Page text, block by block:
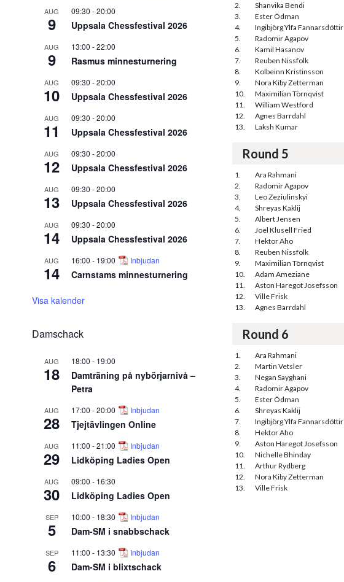
AUG
9
09:30 -20:00
Uppsala Chessfestival 2026
AUG
9
13:00 -22:00
Rasmus minnesturnering
AUG
10
09:30 -20:00
Uppsala Chessfestival 2026
AUG
11
09:30 -20:00
Uppsala Chessfestival 2026
AUG
12
09:30 -20:00
Uppsala Chessfestival 2026
AUG
13
09:30 -20:00
Uppsala Chessfestival 2026
AUG
14
09:30 -20:00
Uppsala Chessfestival 2026
AUG
14
16:00 - 19:00 Inbjudan
Carnstams minnesturnering
Visa kalender
Damschack
AUG
18
18:00 - 19:00
Damträning på nybörjarnivå –
Petra
AUG
28
17:00 -20:00 Inbjudan
Tjejtävlingen Online
AUG
29
11:00 -21:00 Inbjudan
Lidköping Ladies Open
AUG
30
09:00 - 16:30
Lidköping Ladies Open
SEP
5
10:00 - 18:30 Inbjudan
Dam-SM i snabbschack
SEP
6
11:00 - 13:30 Inbjudan
Dam-SM i blixtschack
2.
Shanvika Bendi
3.
Ester Ödman
4.
Ingibjörg Ylfa Fannarsdóttir
5.
Radomir Agapov
6.
Kamil Hasanov
7.
Reuben Nissfolk
8.
Kolbeinn Kristinsson
9.
Nora Kiby Zetterman
10.
Maximilian Törnqvist
11.
William Westford
12.
Agnes Barrdahl
13.
Laksh Kumar
Round 5
1. Ara Rahmani
2.
Radomir Agapov
3.
Leo Zeziulinskyi
4.
Shreyas Kaklij
5.
Albert Jensen
6.
Joel Klusell Fried
7.
Hektor Aho
8.
Reuben Nissfolk
9.
Maximilian Törnqvist
10.
Adam Ameziane
11.
Aston Haregot Josefsson
12.
Ville Frisk
13.
Agnes Barrdahl
Round 6
1. Ara Rahmani
2.
Martin Vetsler
3.
Negan Sayghani
4.
Radomir Agapov
5.
Ester Ödman
6.
Shreyas Kaklij
7.
Ingibjörg Ylfa Fannarsdóttir
8.
Hektor Aho
9.
Aston Haregot Josefsson
10.
Nichelle Bhinday
11.
Arthur Rydberg
12.
Nora Kiby Zetterman
13.
Ville Frisk